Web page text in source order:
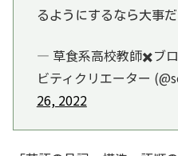
るようにするなら大事
— 草食系高校教師✖️ブ
ビティクリエーター
26, 2022